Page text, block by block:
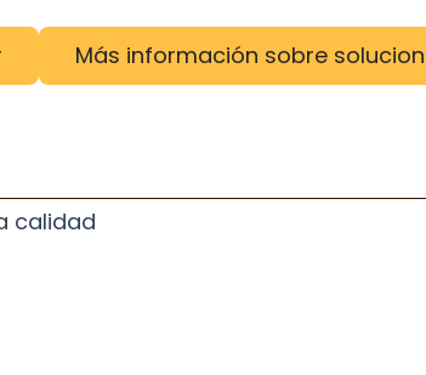
Más información sobre
calidad